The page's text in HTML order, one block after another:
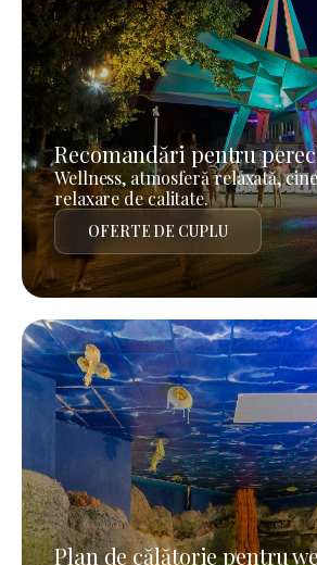
Recomandări pentru
Wellness, atmosferă relaxată,
relaxare de calitate.
OFERTE DE CUPLU
Plan de călătorie pentru